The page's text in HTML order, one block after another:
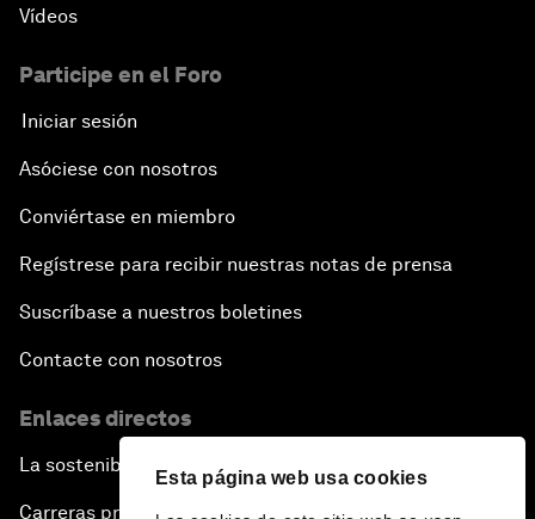
Esta página web usa cookies
Vídeos
Participe en el Foro
Iniciar sesión
Asóciese con nosotros
Conviértase en miembro
Regístrese para recibir nuestras notas de prensa
Suscríbase a nuestros boletines
Contacte con nosotros
Enlaces directos
La sostenibilidad en el Foro
Carreras profesionales